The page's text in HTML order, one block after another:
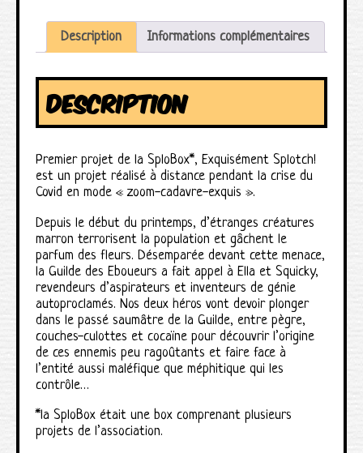
Description Informations complémentaires
DESCRIPTION
Premier projet de la SploBox*, Exquisément Splotch!
est un projet réalisé à distance pendant la crise du
Covid en mode « zoom-cadavre-exquis ».
Depuis le début du printemps, d’étranges créatures
marron terrorisent la population et gâchent le
parfum des fleurs. Désemparée devant cette menace,
la Guilde des Eboueurs a fait appel à Ella et Squicky,
revendeurs d’aspirateurs et inventeurs de génie
autoproclamés. Nos deux héros vont devoir plonger
dans le passé saumâtre de la Guilde, entre pègre,
couches-culottes et cocaïne pour découvrir l’origine
de ces ennemis peu ragoûtants et faire face à
l’entité aussi maléfique que méphitique qui les
contrôle…
*la SploBox était une box comprenant plusieurs
projets de l’association.